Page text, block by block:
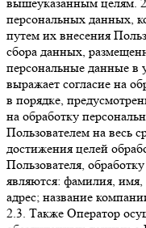
персональных данных,
путем их внесения
сбора данных,
персональные данные в
выражает согласие на
в порядке,
на обработку
Пользователем на весь
достижения целей
Пользователя,
являются: фамилия, имя,
адрес; название
2.3. Также Оператор